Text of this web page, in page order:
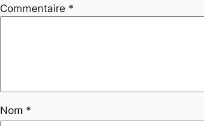
Commentaire *
Nom *